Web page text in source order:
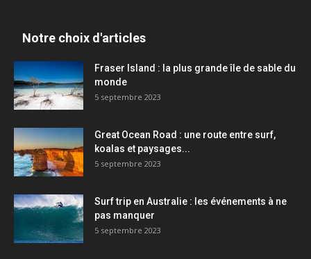
Notre choix d'articles
Fraser Island : la plus grande île de sable du
monde
5 septembre 2023
Great Ocean Road : une route entre surf,
koalas et paysages...
5 septembre 2023
Surf trip en Australie : les événements à ne
pas manquer
5 septembre 2023